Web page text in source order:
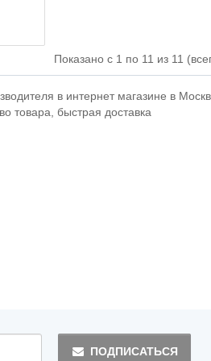
Показано с 1 по 11 из 11
в интернет магазине в
товара, быстрая доставка
ПОДПИСАТЬСЯ